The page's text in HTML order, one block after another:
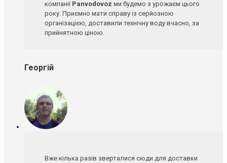
компанії Panvodovoz ми будемо з урожаєм цього
року. Приємно мати справу із серйозною
організацією, доставили технічну воду вчасно, за
прийнятною ціною.
Георгій
Вже кілька разів зверталися сюди для доставки